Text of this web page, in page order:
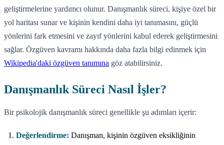
geliştirmelerine yardımcı olunur. Danışmanlık süreci, kişiye özel bir
yol haritası sunar ve kişinin kendini daha iyi tanımasını, güçlü
yönlerini fark etmesini ve zayıf yönlerini kabul ederek geliştirmesini
sağlar. Özgüven kavramı hakkında daha fazla bilgi edinmek için
Wikipedia'daki özgüven tanımına göz atabilirsiniz.
Danışmanlık Süreci Nasıl İşler?
Bir psikolojik danışmanlık süreci genellikle şu adımları içerir:
Değerlendirme: Danışman, kişinin özgüven eksikliğinin